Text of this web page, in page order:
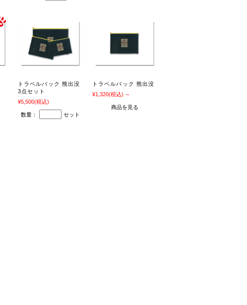
トラベルバック 熊出没
3点セット
¥5,500(税込)
数量： セット
トラベルバック 熊出没
¥1,320(税込) ～
商品を見る